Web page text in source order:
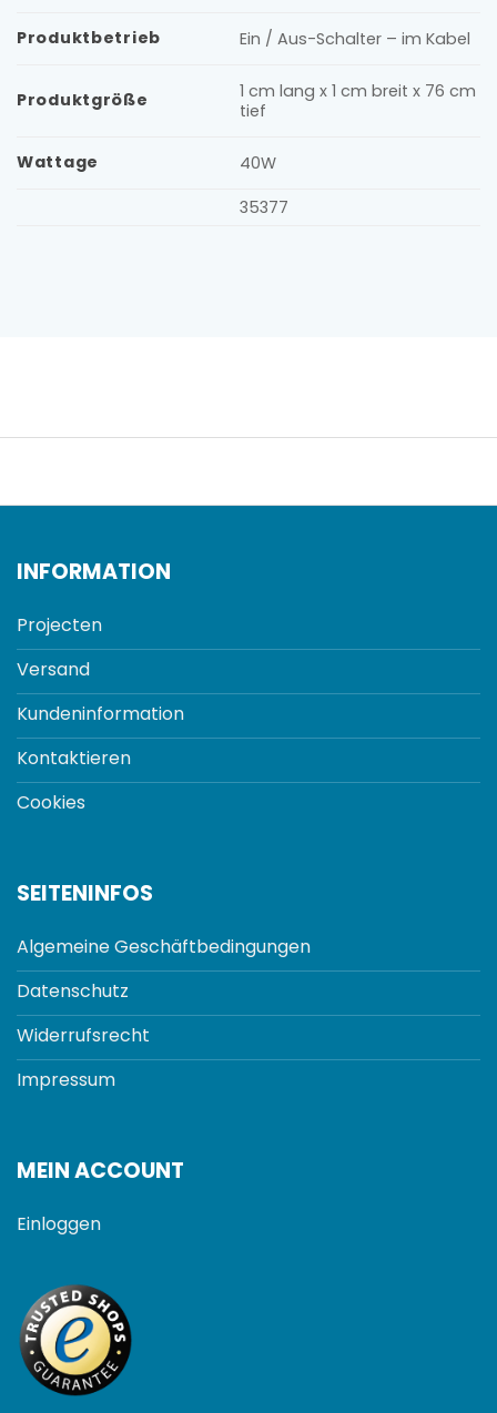
Produktbetrieb Ein / Aus-Schalter – im Kabel
Produktgröße
1 cm lang x 1 cm breit x 76 cm
tief
Wattage
40W
35377
INFORMATION
Projecten
Versand
Kundeninformation
Kontaktieren
Cookies
SEITENINFOS
Algemeine Geschäftbedingungen
Datenschutz
Widerrufsrecht
Impressum
MEIN ACCOUNT
Einloggen